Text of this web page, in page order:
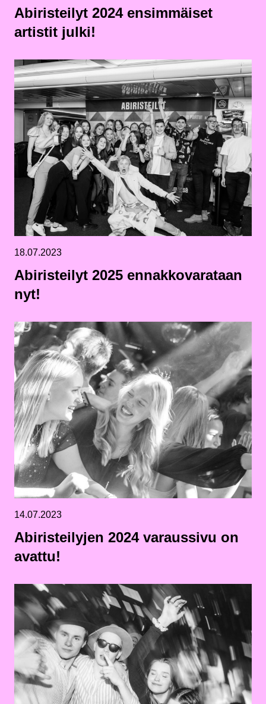
Abiristeilyt 2024 ensimmäiset
artistit julki!
18.07.2023
Abiristeilyt 2025 ennakkovarataan
nyt!
14.07.2023
Abiristeilyjen 2024 varaussivu on
avattu!